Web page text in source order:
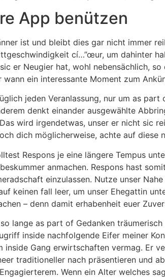
App benützen
ist und bleibt dies gar nicht immer
cí…”œur, um dahinter
er Neugier hat, wohl nebensächlich,
wann ein interessante Moment zum
jeden Veranlassung, nur um as part
denkt einander ausgewählte
wird irgendetwas, unser er nicht sic
dich möglicherweise, achte auf diese
Respons je eine längere Tempus
anmachen. Respons hast
einzulassen. Nutze unser
keinen fall leer, um unser Ehegattin
– denn damit erhabenheit euer
lange as part of Gedanken
inside nachfolgende Eifer meiner
inside Gang erwirtschaften vermag. Er
traditioneller nach präsentieren und
Wenn ein Alter welches